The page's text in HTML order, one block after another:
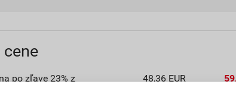
cene
po zľave 23% z
48,36 EUR